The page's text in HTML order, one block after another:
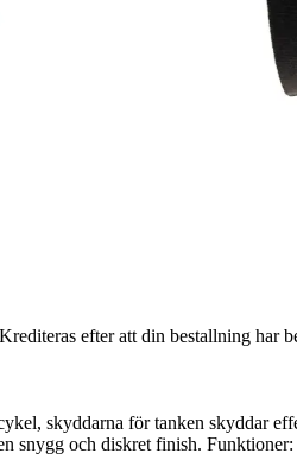
Krediteras efter att din bestallning har
skyddarna för tanken skyddar
snygg och diskret finish. Funktioner: